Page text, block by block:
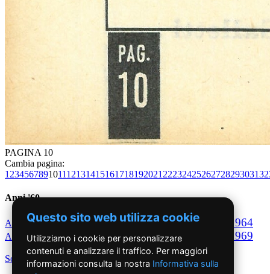
PAGINA 10
Cambia pagina:
1 23456789101112131415161718192021 2223242526272829303132
Anni '60
Anno1960Anno1961 Anno1962 Anno1963 1964
Anno 1965Anno1966 Anno1967Anno1968 1969
Scegli per decennio
Questo sito web utilizza cookie
Utilizziamo i cookie per personalizzare
contenuti e analizzare il traffico. Per maggiori
informazioni consulta la nostra Informativa sulla